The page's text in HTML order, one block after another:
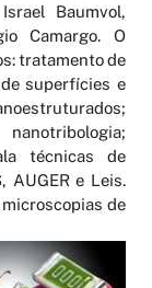
Baumvol,
Camargo. O
tratamento de
superfícies e
técnicas de
AUGER e Leis.
de